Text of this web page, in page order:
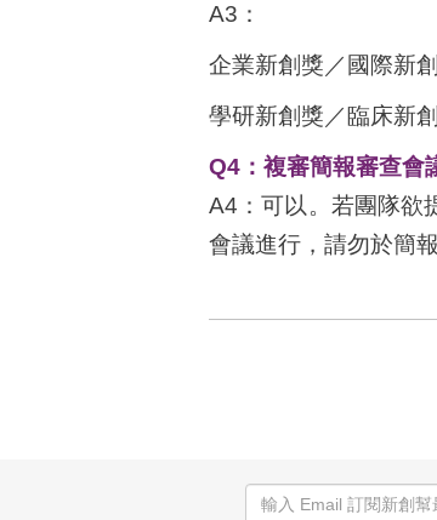
A3：
企業新創獎／國際新
學研新創獎／臨床新
Q4：複審簡報審查會
A4：可以。若團隊欲
會議進行，請勿於簡